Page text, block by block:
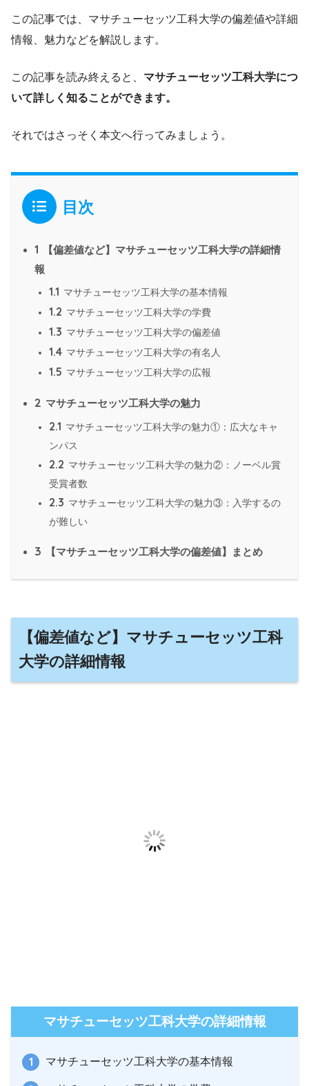
この記事では、マサチューセッツ工科大学の偏差値や詳細
情報、魅力などを解説します。
この記事を読み終えると、 マサチューセッツ工科大学につ
いて詳しく知ることができます。
それではさっそく本文へ行ってみましょう。
目次
1
【偏差値など】マサチューセッツ工科大学の詳細情
報
1.1 マサチューセッツ工科大学の基本情報
1.2 マサチューセッツ工科大学の学費
1.3 マサチューセッツ工科大学の偏差値
1.4 マサチューセッツ工科大学の有名人
1.5 マサチューセッツ工科大学の広報
2 マサチューセッツ工科大学の魅力
2.1 マサチューセッツ工科大学の魅力①：広大なキャ
ンパス
2.2 マサチューセッツ工科大学の魅力②：ノーベル賞
受賞者数
2.3 マサチューセッツ工科大学の魅力③：入学するの
が難しい
3 【マサチューセッツ工科大学の偏差値】まとめ
【偏差値など】マサチューセッツ工科
大学の詳細情報
マサチューセッツ工科大学の詳細情報
マサチューセッツ工科大学の基本情報